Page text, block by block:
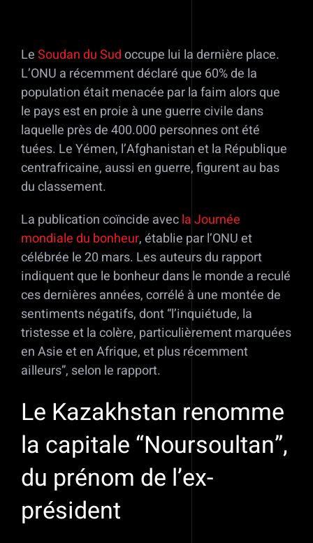
LeSoudan du Sudoccupe lui la dernière place.
L’ONU a récemment déclaré que 60% de la
population était menacée par la faim alors que
le pays est en proie à une guerre civile dans
laquelle près de 400.000 personnes ont été
tuées. Le Yémen, l’Afghanistan et la République
centrafricaine, aussi en guerre, figurent au bas
du classement.
La publication coïncide avecla Journée
mondiale du bonheur, établie par l’ONU et
célébrée le 20 mars. Les auteurs du rapport
indiquent que le bonheur dans le monde a reculé
ces dernières années, corrélé à une montée de
sentiments négatifs, dont “l’inquiétude, la
tristesse et la colère, particulièrement marquées
en Asie et en Afrique, et plus récemment
ailleurs”, selon le rapport.
Le Kazakhstan renomme
la capitale “Noursoultan”,
du prénom de l’ex-
président